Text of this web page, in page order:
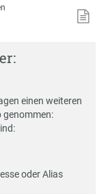
einen weiteren
genommen:
oder Alias